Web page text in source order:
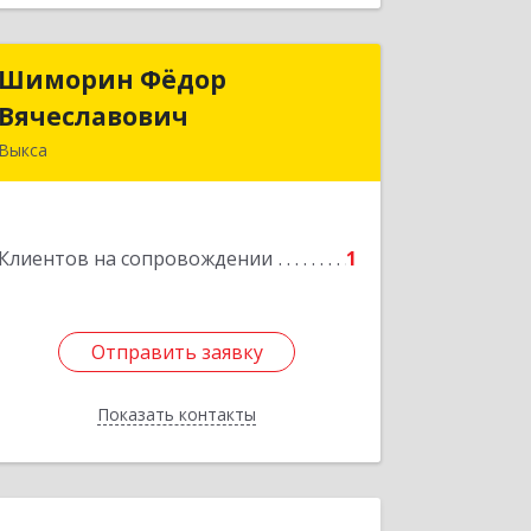
Шиморин Фёдор
Вячеславович
Выкса
Клиентов на сопровождении 1
Отправить заявку
Показать контакты
Шиморин Фёдор
Вячеславович
Отправить заявку
Назад